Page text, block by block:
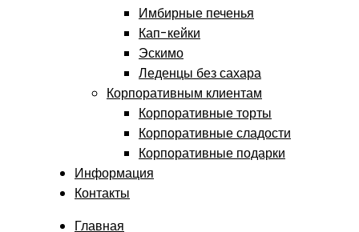
Имбирные печенья
Кап-кейки
Эскимо
Леденцы без сахара
Корпоративным клиентам
Корпоративные торты
Корпоративные сладости
Корпоративные подарки
Информация
Контакты
Главная